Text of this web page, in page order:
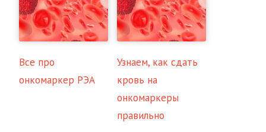
Все про
онкомаркер РЭА
Узнаем, как сдать
кровь на
онкомаркеры
правильно